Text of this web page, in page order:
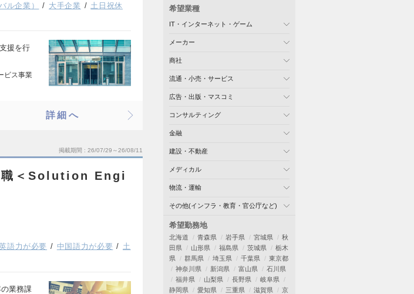
ル企業） 大手企業
土日祝休
援を行
ビス事業
詳細へ
掲載期間 26/07/29～26/08/11
職＜Solution Engi
語力が必要 中国語力が必要
土
業務課
希望業種
IT・インターネット・ゲーム
メーカー
商社
流通・小売・サービス
広告・出版・マスコミ
コンサルティング
金融
建設・不動産
メディカル
物流・運輸
その他(インフラ・教育・官公庁など)
希望勤務地
北海道 青森県 岩手県 宮城県
秋
田県
山形県 福島県 茨城県
栃木
県
群馬県 埼玉県 千葉県
東京都
神奈川県
新潟県 富山県
石川県
福井県
山梨県 長野県
岐阜県
静岡県
愛知県 三重県 滋賀県
京